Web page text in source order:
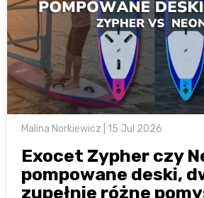
Malina Norkiewicz | 15 Jul 2026
Exocet Zypher czy
pompowane deski,
zupełnie różne